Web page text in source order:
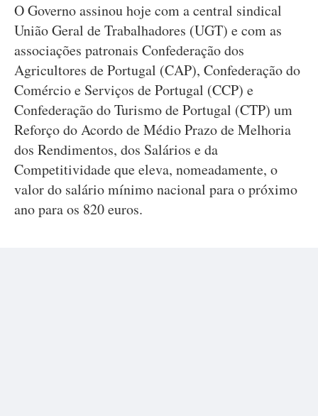
O Governo assinou hoje com a central sindical
União Geral de Trabalhadores (UGT) e com as
associações patronais Confederação dos
Agricultores de Portugal (CAP), Confederação do
Comércio e Serviços de Portugal (CCP) e
Confederação do Turismo de Portugal (CTP) um
Reforço do Acordo de Médio Prazo de Melhoria
dos Rendimentos, dos Salários e da
Competitividade que eleva, nomeadamente, o
valor do salário mínimo nacional para o próximo
ano para os 820 euros.